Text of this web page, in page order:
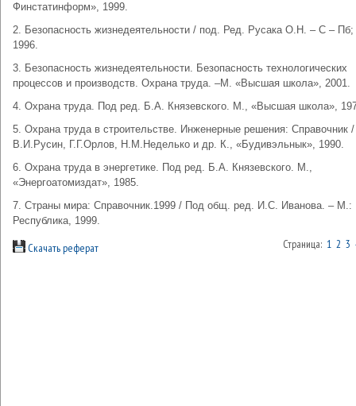
Финстатинформ», 1999.
2. Безопасность жизнедеятельности / под. Ред. Русака О.Н. – С –
1996.
3. Безопасность жизнедеятельности. Безопасность технологических
процессов и производств. Охрана труда. –М. «Высшая школа», 2001.
4. Охрана труда. Под ред. Б.А. Князевского. М., «Высшая школа»,
5. Охрана труда в строительстве. Инженерные решения: Справочник /
В.И.Русин, Г.Г.Орлов, Н.М.Неделько и др. К., «Будивэльнык», 1990.
6. Охрана труда в энергетике. Под ред. Б.А. Князевского. М.,
«Энергоатомиздат», 1985.
7. Страны мира: Справочник.1999 / Под общ. ред. И.С. Иванова. – М.:
Республика, 1999.
Скачать реферат Страница: 1 2 3